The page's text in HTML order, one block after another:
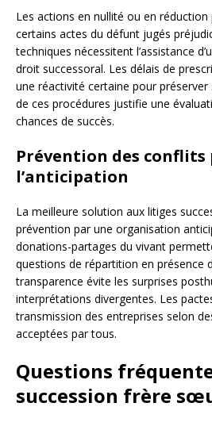
Les actions en nullité ou en
certains actes du défunt jugés
techniques nécessitent l’assistance
droit successoral. Les délais de
une réactivité certaine pour
de ces procédures justifie une
chances de succès.
Prévention des conflits
l’anticipation
La meilleure solution aux litiges
prévention par une organisation
donations-partages du vivant
questions de répartition en présence
transparence évite les surprises
interprétations divergentes. Les
transmission des entreprises selon
acceptées par tous.
Questions
succession frère